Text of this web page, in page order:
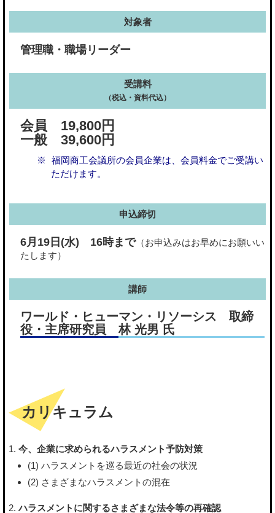
対象者
管理職・職場リーダー
受講料
（税込・資料代込）
会員 19,800円
一般 39,600円
福岡商工会議所の会員企業は、会員料金でご受講い
ただけます。
申込締切
6月19日(水) 16時まで（お申込みはお早めにお願いい
たします）
講師
ワールド・ヒューマン・リソーシス 取締
役・主席研究員 林 光男 氏
カリキュラム
今、企業に求められるハラスメント予防対策
(1) ハラスメントを巡る最近の社会の状況
(2) さまざまなハラスメントの混在
ハラスメントに関するさまざまな法令等の再確認